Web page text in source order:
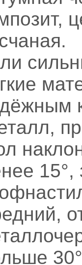
15°,